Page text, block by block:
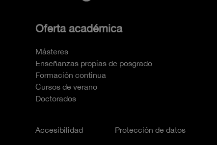
Oferta académica
Másteres
Enseñanzas propias de posgrado
Formación continua
Cursos de verano
Doctorados
Accesibilidad Protección de datos